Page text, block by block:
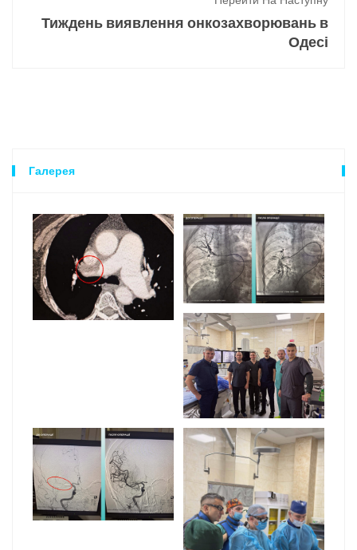
Тиждень виявлення онкозахворювань в
Одесі
Галерея